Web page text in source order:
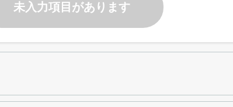
未入力項目があります